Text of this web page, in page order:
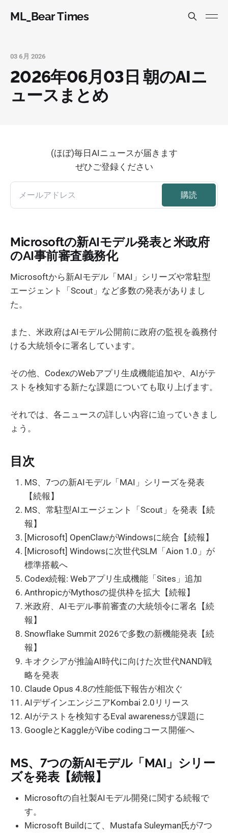
ML_Bear Times
03 6月 2026
2026年06月03日 朝のAIニ
ュースまとめ
(ほぼ)毎日AIニュースが届きます
ぜひご登録ください
Microsoftの新AIモデル発表と米政府
のAI事前審査義務化
Microsoftから新AIモデル「MAI」シリーズや常駐型
エージェント「Scout」など多数の発表がありまし
た。
また、米政府はAIモデル公開前に政府の監視を義務付
ける大統領令に署名しています。
その他、CodexのWebアプリ生成機能追加や、AIがテ
ストを検知する新たな課題についても取り上げます。
それでは、各ニュースの詳しい内容に迫っていきまし
ょう。
目次
MS、7つの新AIモデル「MAI」シリーズを発表
【続報】
MS、常駐型AIエージェント「Scout」を発表【続
報】
[Microsoft] OpenClawがWindowsに統合【続報】
[Microsoft] Windowsに次世代SLM「Aion 1.0」が
標準搭載へ
Codex続報: Webアプリ生成機能「Sites」追加
AnthropicがMythosの提供枠を拡大【続報】
米政府、AIモデル事前審査の大統領令に署名【続
報】
Snowflake Summit 2026で多数の新機能発表【続
報】
キオクシアが推論AI時代に向けた次世代NAND戦
略を発表
Claude Opus 4.8の性能低下報告が相次ぐ
AIデザインエンジニアKombai 2.0リリース
AIがテストを検知するEval awarenessが課題に
GoogleとKaggleがVibe codingコース開催へ
MS、7つの新AIモデル「MAI」シリー
ズを発表【続報】
Microsoftの自社製AIモデル開発に関する続報で
す。
Microsoft Buildにて、Mustafa Suleyman氏が7つ